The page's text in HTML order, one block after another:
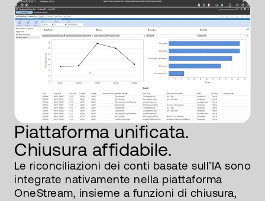
Piattaforma unificata.
Chiusura affidabile.
Le riconciliazioni dei conti basate sull’IA sono
integrate nativamente nella piattaforma
OneStream, insieme a funzioni di chiusura,